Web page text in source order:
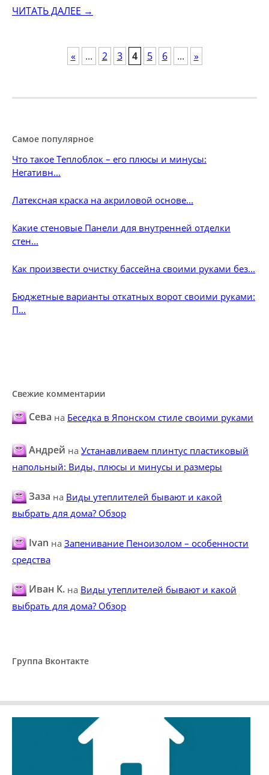
ЧИТАТЬ ДАЛЕЕ →
« ... 2 3 4 5 6 ... »
Самое популярное
Что такое Теплоблок – его плюсы и минусы:
Негативн...
Латексная краска на акриловой основе...
Какие стеновые Панели для внутренней отделки
стен...
Как произвести очистку бассейна своими руками без...
Бюджетные варианты откатных ворот своими руками:
П...
Свежие комментарии
Сева на Беседка в Японском стиле своими руками
Андрей на Устанавливаем плинтус пластиковый
напольный: Виды, плюсы и минусы и размеры
Заза на Виды утеплителей бывают и какой
выбрать для дома? Обзор
Ivan на Запенивание Пеноизолом – особенности
средства
Иван К. на Виды утеплителей бывают и какой
выбрать для дома? Обзор
Группа Вконтакте